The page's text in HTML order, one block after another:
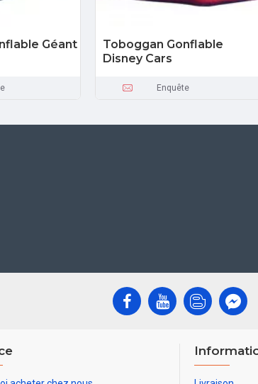
Géant
Toboggan Gonflable
Disney Cars
Enquête